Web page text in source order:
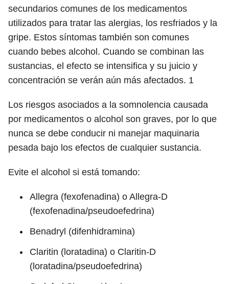
secundarios comunes de los medicamentos
utilizados para tratar las alergias, los resfriados y la
gripe. Estos síntomas también son comunes
cuando bebes alcohol. Cuando se combinan las
sustancias, el efecto se intensifica y su juicio y
concentración se verán aún más afectados. 1
Los riesgos asociados a la somnolencia causada
por medicamentos o alcohol son graves, por lo que
nunca se debe conducir ni manejar maquinaria
pesada bajo los efectos de cualquier sustancia.
Evite el alcohol si está tomando:
Allegra (fexofenadina) o Allegra-D
(fexofenadina/pseudoefedrina)
Benadryl (difenhidramina)
Claritin (loratadina) o Claritin-D
(loratadina/pseudoefedrina)